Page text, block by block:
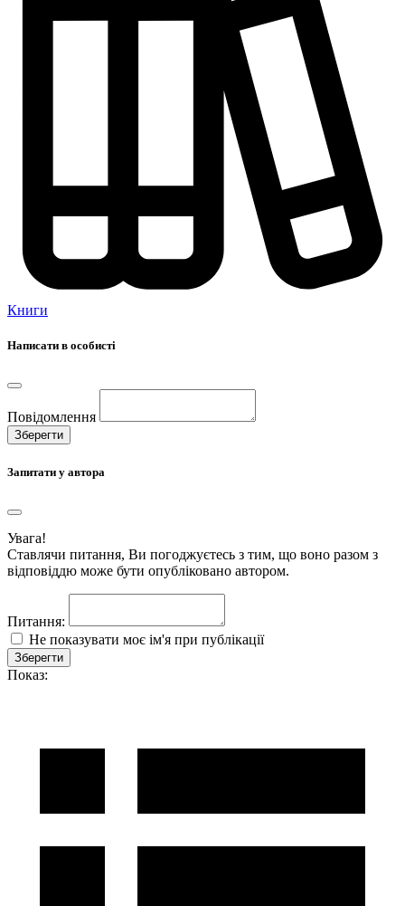
Книги
Написати в особисті
Повідомлення
Зберегти
Запитати у автора
Увага!
Ставлячи питання, Ви погоджуєтесь з тим, що воно разом з
відповіддю може бути опубліковано автором.
Питання:
Не показувати моє ім'я при публікації
Зберегти
Показ: